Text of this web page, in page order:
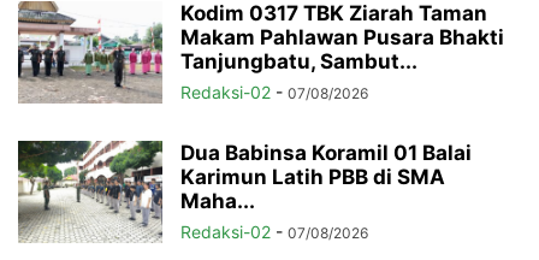
Kodim 0317 TBK Ziarah Taman
Makam Pahlawan Pusara Bhakti
Tanjungbatu, Sambut...
Redaksi-02 - 07/08/2026
Dua Babinsa Koramil 01 Balai
Karimun Latih PBB di SMA
Maha...
Redaksi-02 - 07/08/2026